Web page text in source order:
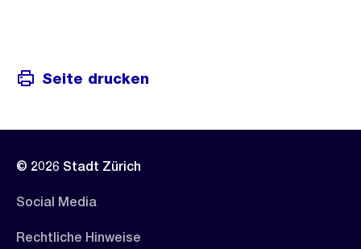
Seite drucken
© 2026 Stadt Zürich
Social Media
Rechtliche Hinweise